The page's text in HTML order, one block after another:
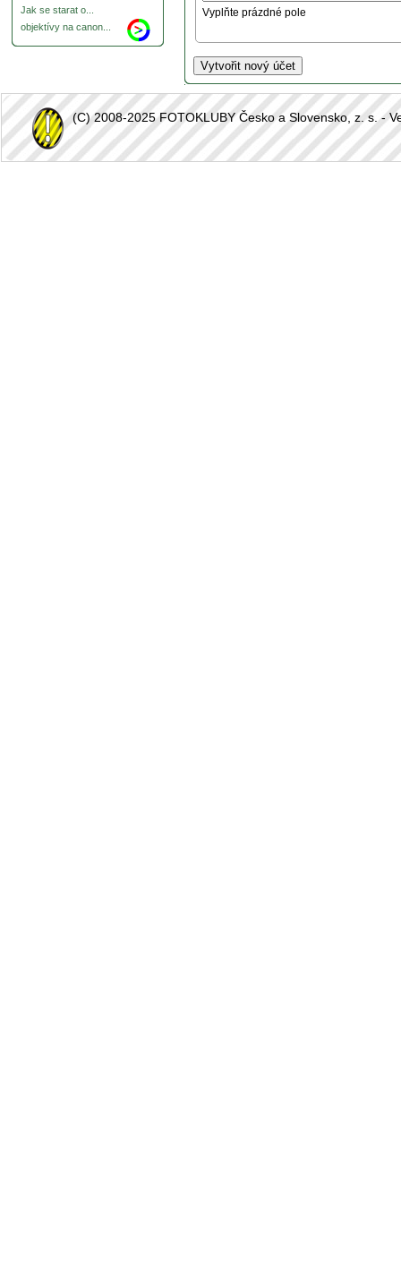
Jak se starat o...
objektívy na canon...
Vyplňte prázdné pole
(C) 2008-2025 FOTOKLUBY Česko a Slovensko, z. s. -